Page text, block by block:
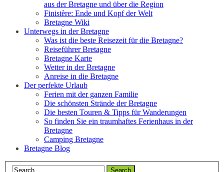
aus der Bretagne und über die Region
Finistère: Ende und Kopf der Welt
Bretagne Wiki
Unterwegs in der Bretagne
Was ist die beste Reisezeit für die Bretagne?
Reiseführer Bretagne
Bretagne Karte
Wetter in der Bretagne
Anreise in die Bretagne
Der perfekte Urlaub
Ferien mit der ganzen Familie
Die schönsten Strände der Bretagne
Die besten Touren & Tipps für Wanderungen
So finden Sie ein traumhaftes Ferienhaus in der
Bretagne
Camping Bretagne
Bretagne Blog